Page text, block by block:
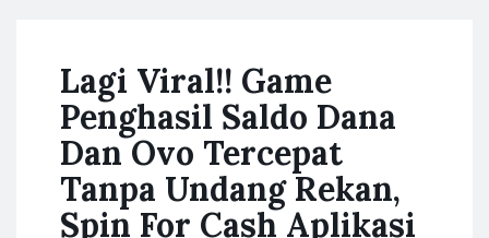
Lagi Viral!! Game
Penghasil Saldo Dana
Dan Ovo Tercepat
Tanpa Undang Rekan,
Spin For Cash Aplikasi